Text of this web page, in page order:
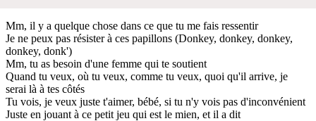
Mm, il y a quelque chose dans ce que tu me fais ressentir
Je ne peux pas résister à ces papillons (Donkey, donkey, donkey,
donkey, donk')
Mm, tu as besoin d'une femme qui te soutient
Quand tu veux, où tu veux, comme tu veux, quoi qu'il arrive, je
serai là à tes côtés
Tu vois, je veux juste t'aimer, bébé, si tu n'y vois pas d'inconvénient
Juste en jouant à ce petit jeu qui est le mien, et il a dit